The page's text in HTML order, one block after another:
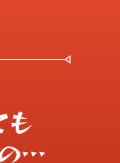
も
…